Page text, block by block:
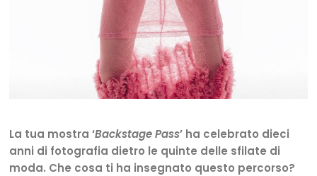
La tua mostra ‘Backstage Pass’ ha celebrato dieci
anni di fotografia dietro le quinte delle sfilate di
moda. Che cosa ti ha insegnato questo percorso?